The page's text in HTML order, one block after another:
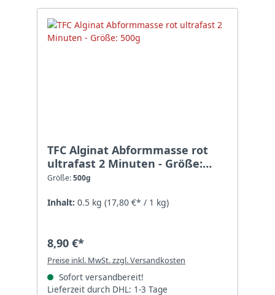
TFC Alginat Abformmasse rot
ultrafast 2 Minuten - Größe:
500g
Größe:500g
Inhalt: 0.5 kg (17,80 €* / 1 kg)
8,90 €*
Preise inkl. MwSt. zzgl. Versandkosten
Sofort versandbereit!
Lieferzeit durch DHL: 1-3 Tage